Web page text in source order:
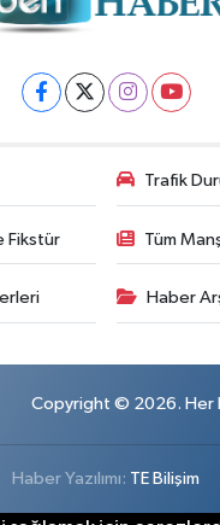
Trafik
Fikstür Tüm
Haber
Copyright © 2026. Her
Haber Yazılımı: TE Bilişim